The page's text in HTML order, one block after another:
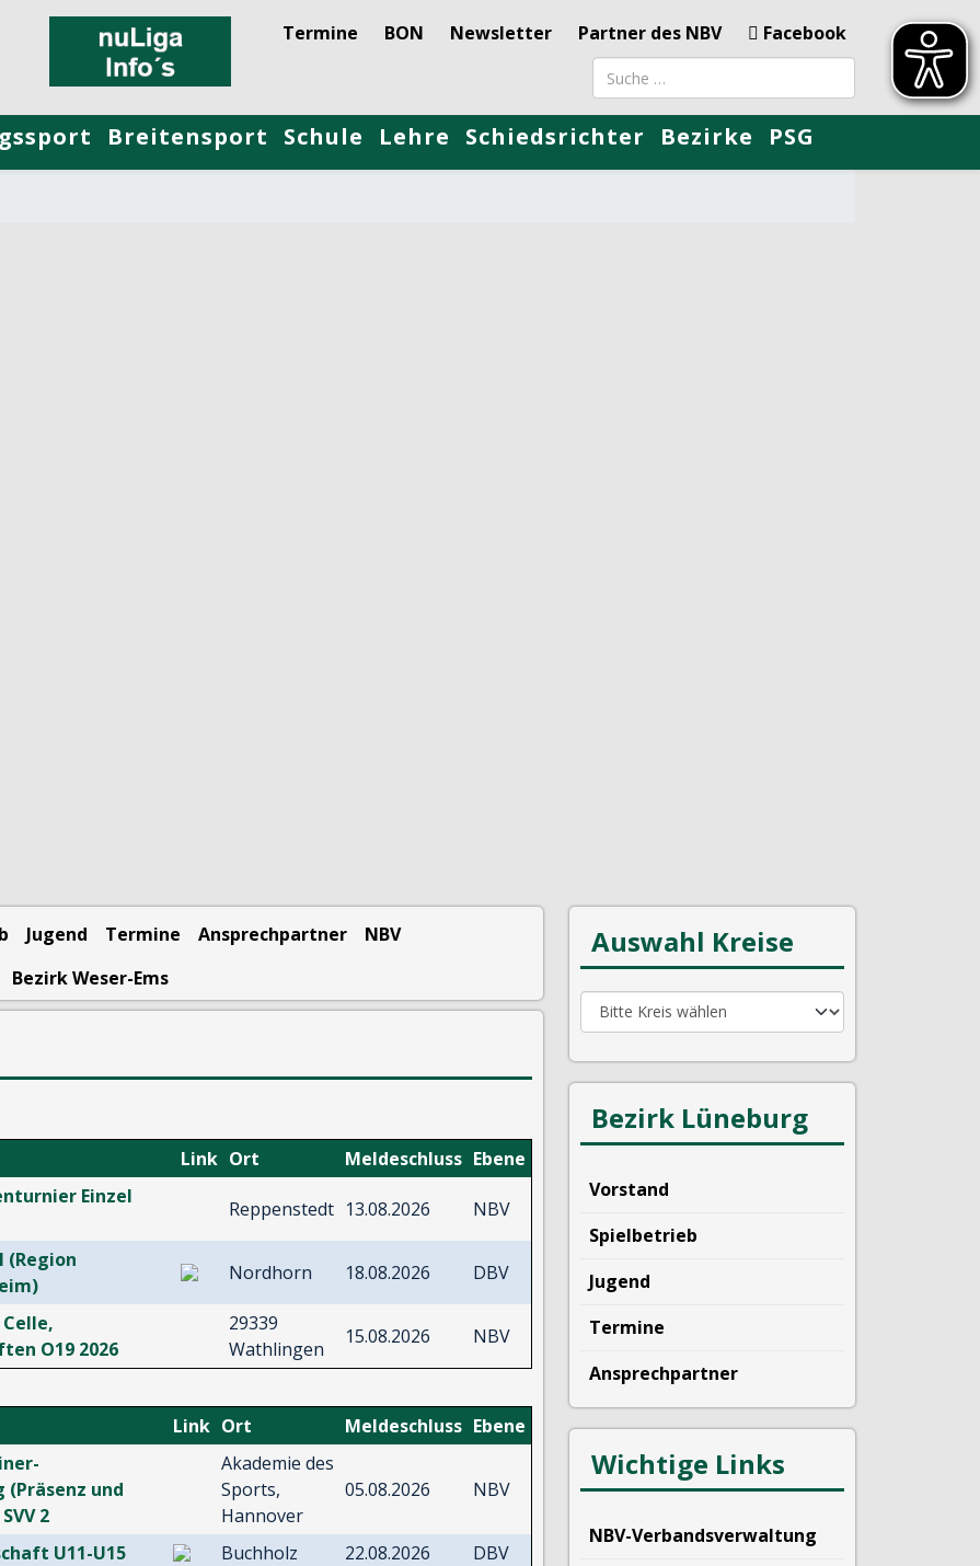
Termine BON Newsletter Partner des NBV
Facebook
Suchbegriff
Breitensport Schule Lehre Schiedsrichter Bezirke PSG
Jugend Termine Ansprechpartner
NBV
Bezirk Weser-Ems
Link Ort Meldeschluss Ebene
Einzel
Reppenstedt 13.08.2026 NBV
(Region
Nordhorn 18.08.2026 DBV
O19 2026
29339
Wathlingen
15.08.2026 NBV
Link Ort Meldeschluss Ebene
und
2
Akademie des
Sports,
Hannover
05.08.2026 NBV
U11-U15 Buchholz 22.08.2026 DBV
Auswahl Kreise
Bezirk Lüneburg
Vorstand
Spielbetrieb
Jugend
Termine
Ansprechpartner
Wichtige Links
NBV-Verbandsverwaltung